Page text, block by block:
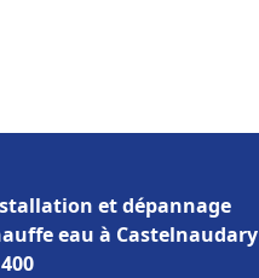
et dépannage
eau à Castelnaudary